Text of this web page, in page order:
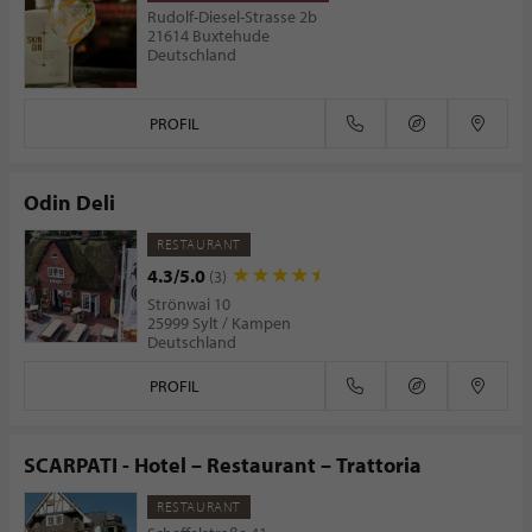
Rudolf-Diesel-Strasse 2b
21614 Buxtehude
Deutschland
PROFIL
Odin Deli
RESTAURANT
4.3/5.0 (3)
Strönwai 10
25999 Sylt / Kampen
Deutschland
PROFIL
SCARPATI - Hotel – Restaurant – Trattoria
RESTAURANT